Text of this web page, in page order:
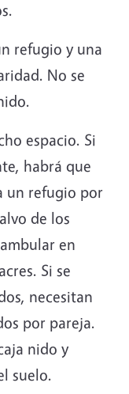
refugio y una
No se
espacio. Si
habrá que
un refugio por
de los
en
Si se
necesitan
por pareja.
nido y
suelo.